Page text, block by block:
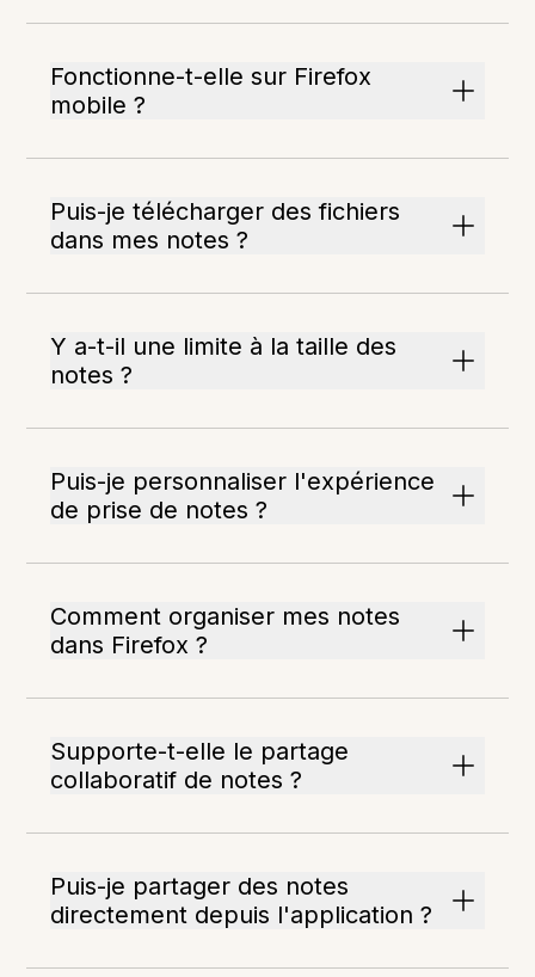
Fonctionne-t-elle sur Firefox
mobile ?
Puis-je télécharger des fichiers
dans mes notes ?
Y a-t-il une limite à la taille des
notes ?
Puis-je personnaliser l'expérience
de prise de notes ?
Comment organiser mes notes
dans Firefox ?
Supporte-t-elle le partage
collaboratif de notes ?
Puis-je partager des notes
directement depuis l'application ?